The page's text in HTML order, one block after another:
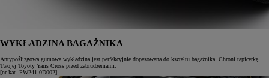
WYKŁADZINA BAGAŻNIKA
Antypoślizgowa gumowa wykładzina jest perfekcyjnie dopasowana do kształtu bagażnika. Chroni tapicerkę
Twojej Toyoty Yaris Cross przed zabrudzeniami.
[nr kat. PW241-0D002]